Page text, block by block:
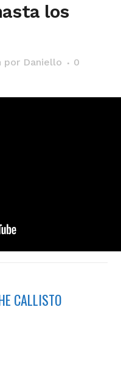
los
por Daniello
0
CALLISTO